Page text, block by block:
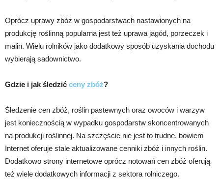
Oprócz uprawy zbóż w gospodarstwach nastawionych na
produkcję roślinną popularna jest też uprawa jagód, porzeczek i
malin. Wielu rolników jako dodatkowy sposób uzyskania dochodu
wybierają sadownictwo.
Gdzie i jak śledzić ceny zbóż?
Śledzenie cen zbóż, roślin pastewnych oraz owoców i warzyw
jest koniecznością w wypadku gospodarstw skoncentrowanych
na produkcji roślinnej. Na szczęście nie jest to trudne, bowiem
Internet oferuje stale aktualizowane cenniki zbóż i innych roślin.
Dodatkowo strony internetowe oprócz notowań cen zbóż oferują
też wiele dodatkowych informacji z sektora rolniczego.